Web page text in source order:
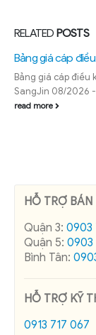
RELATED POSTS
Bảng giá cáp
Bảng giá cáp điều
SangJin 08/2026
read more
HỖ TRỢ
Quận 3: 0903
Quận 5: 0903
Bình Tân:
HỖ TRỢ KỸ
0913 717 067